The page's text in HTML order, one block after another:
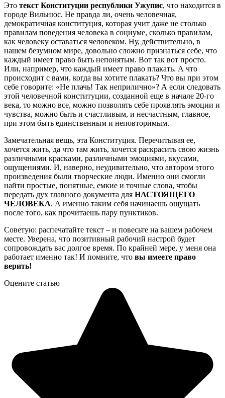
Это текст Конституции республики Ужупис, что находится в
городе Вильнюс. Не правда ли, очень человечная,
демократичная конституция, которая учит даже не столько
правилам поведения человека в социуме, сколько правилам,
как человеку оставаться человеком. Ну, действительно, в
нашем безумном мире, довольно сложно признаться себе, что
каждый имеет право быть непонятым. Вот так вот просто.
Или, например, что каждый имеет право плакать. А что
происходит с вами, когда вы хотите плакать? Что вы при этом
себе говорите: «Не плачь! Так неприлично»? А если следовать
этой человечной конституции, созданной еще в начале 20-го
века, то можно все, можно позволять себе проявлять эмоции и
чувства, можно быть и счастливым, и несчастным, главное,
при этом быть единственным и неповторимым.
Замечательная вещь, эта Конституция. Перечитывая ее,
хочется жить, да что там жить, хочется раскрасить свою жизнь
различными красками, различными эмоциями, вкусами,
ощущениями. И, наверно, неудивительно, что автором этого
произведения были творческие люди. Именно они смогли
найти простые, понятные, емкие и точные слова, чтобы
передать дух главного документа для НАСТОЯЩЕГО
ЧЕЛОВЕКА. А именно таким себя начинаешь ощущать
после того, как прочитаешь пару пунктиков.
Советую: распечатайте текст – и повесьте на вашем рабочем
месте. Уверена, что позитивный рабочий настрой будет
сопровождать вас долгое время. По крайней мере, у меня она
работает именно так! И помните, что вы имеете право
верить!
Оцените статью